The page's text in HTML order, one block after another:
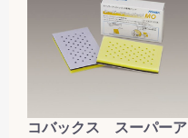
コバックス スーパーア